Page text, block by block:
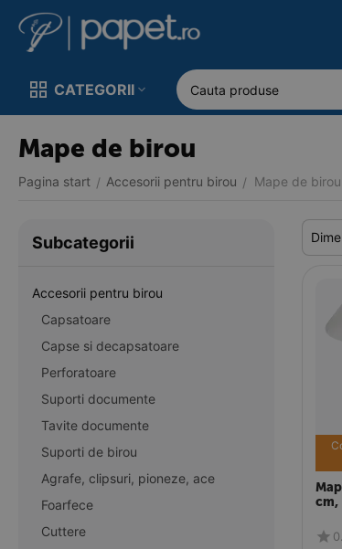
CATEGORII
Mape de birou
Pagina start / Accesorii pentru birou / Mape de birou
cm,
Subcategorii
Accesorii pentru birou
Capsatoare
Capse si decapsatoare
Perforatoare
Suporti documente
Tavite documente
Suporti de birou
Agrafe, clipsuri, pioneze, ace
Foarfece
Cuttere